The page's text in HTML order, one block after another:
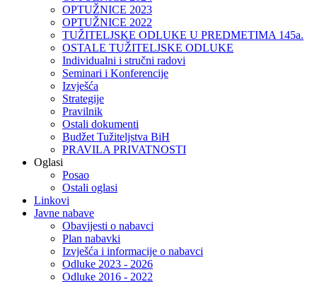
OPTUŽNICE 2023
OPTUŽNICE 2022
TUŽITELJSKE ODLUKE U PREDMETIMA 145a.
OSTALE TUŽITELJSKE ODLUKE
Individualni i stručni radovi
Seminari i Konferencije
Izvješća
Strategije
Pravilnik
Ostali dokumenti
Budžet Tužiteljstva BiH
PRAVILA PRIVATNOSTI
Oglasi
Posao
Ostali oglasi
Linkovi
Javne nabave
Obavijesti o nabavci
Plan nabavki
Izvješća i informacije o nabavci
Odluke 2023 - 2026
Odluke 2016 - 2022